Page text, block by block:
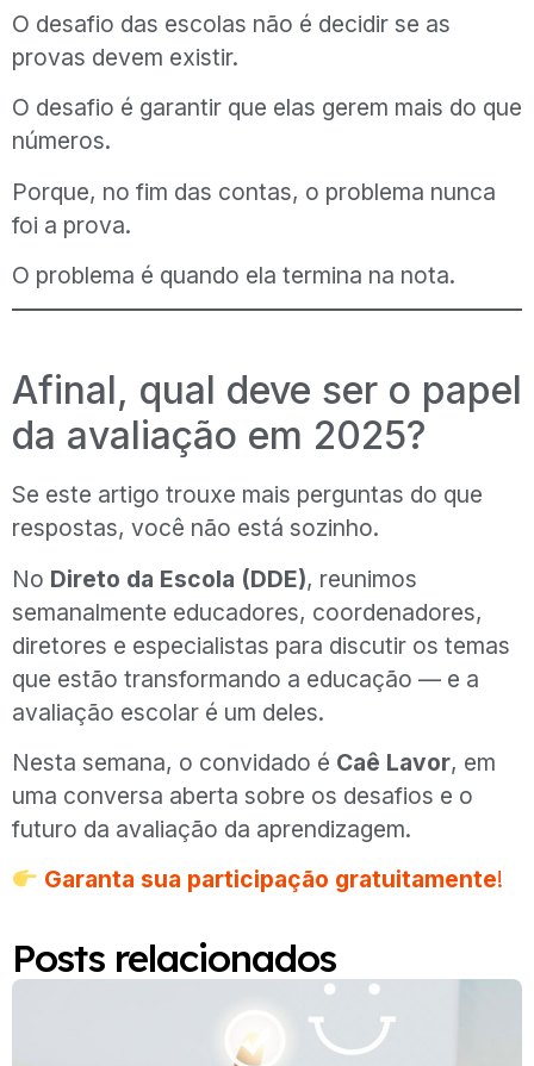
O desafio das escolas não é decidir se as
provas devem existir.
O desafio é garantir que elas gerem mais do que
números.
Porque, no fim das contas, o problema nunca
foi a prova.
O problema é quando ela termina na nota.
Afinal, qual deve ser o papel
da avaliação em 2025?
Se este artigo trouxe mais perguntas do que
respostas, você não está sozinho.
No Direto da Escola (DDE), reunimos
semanalmente educadores, coordenadores,
diretores e especialistas para discutir os temas
que estão transformando a educação — e a
avaliação escolar é um deles.
Nesta semana, o convidado é Caê Lavor, em
uma conversa aberta sobre os desafios e o
futuro da avaliação da aprendizagem.
Garanta sua participação gratuitamente!
Posts relacionados